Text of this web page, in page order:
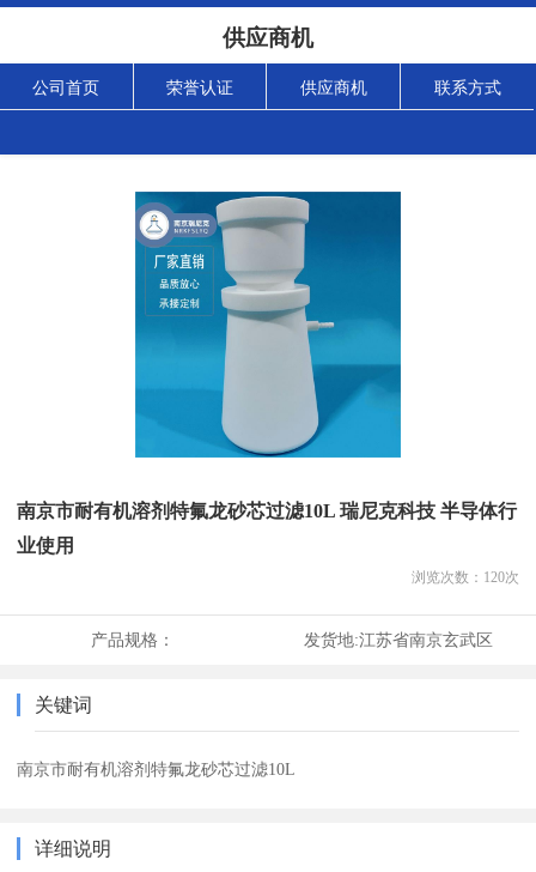
供应商机
公司首页 荣誉认证 供应商机 联系方式
南京市耐有机溶剂特氟龙砂芯过滤10L 瑞尼克科技 半导体行
业使用
浏览次数： 120次
产品规格： 发货地:江苏省南京玄武区
关键词
南京市耐有机溶剂特氟龙砂芯过滤10L
详细说明